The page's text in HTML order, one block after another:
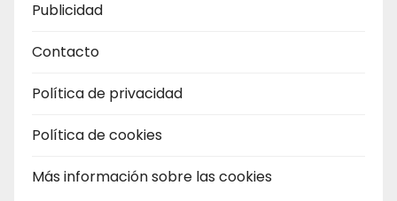
Publicidad
Contacto
Política de privacidad
Política de cookies
Más información sobre las cookies